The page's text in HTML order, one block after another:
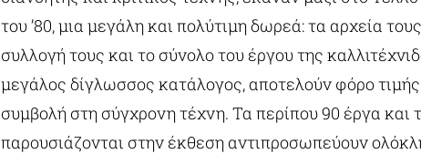
του ’80, μια μεγάλη και πολύτιμη δωρεά: τα αρχεία
συλλογή τους και το σύνολο του έργου της
μεγάλος δίγλωσσος κατάλογος, αποτελούν φόρο
συμβολή στη σύγχρονη τέχνη. Τα περίπου 90 έργα και
παρουσιάζονται στην έκθεση αντιπροσωπεύουν